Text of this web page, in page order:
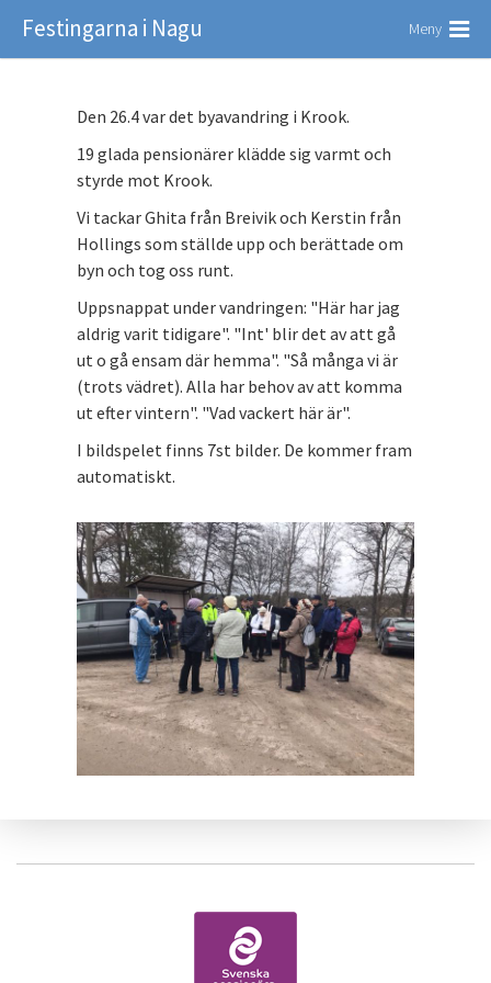
Festingarna i Nagu Meny
Den 26.4 var det byavandring i Krook.
19 glada pensionärer klädde sig varmt och
styrde mot Krook.
Vi tackar Ghita från Breivik och Kerstin från
Hollings som ställde upp och berättade om
byn och tog oss runt.
Uppsnappat under vandringen: "Här har jag
aldrig varit tidigare". "Int' blir det av att gå
ut o gå ensam där hemma". "Så många vi är
(trots vädret). Alla har behov av att komma
ut efter vintern". "Vad vackert här är".
I bildspelet finns 7st bilder. De kommer fram
automatiskt.